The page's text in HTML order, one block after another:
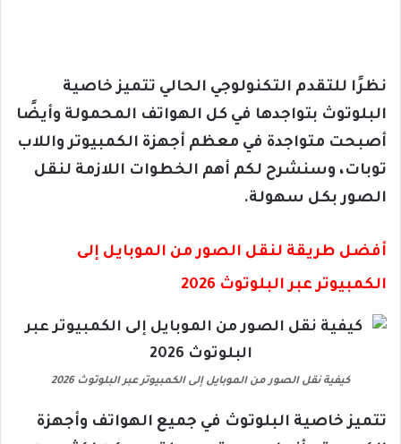
نظرًا للتقدم التكنولوجي الحالي تتميز خاصية
البلوتوث بتواجدها في كل الهواتف المحمولة وأيضًا
أصبحت متواجدة في معظم أجهزة الكمبيوتر واللاب
توبات، وسنشرح لكم أهم الخطوات اللازمة لنقل
الصور بكل سهولة.
أفضل طريقة لنقل الصور من الموبايل إلى
الكمبيوتر عبر البلوتوث 2026
كيفية نقل الصور من الموبايل إلى الكمبيوتر عبر البلوتوث 2026
تتميز خاصية البلوتوث في جميع الهواتف وأجهزة